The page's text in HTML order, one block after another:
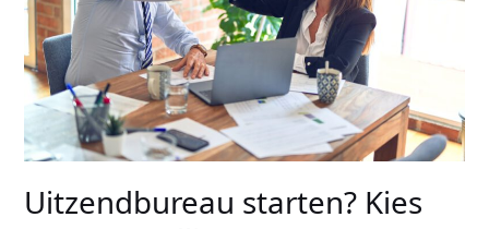
Uitzendbureau starten? Kies